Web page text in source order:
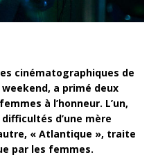
cinématographiques de
a primé deux
à l’honneur. L’un,
d’une mère
« Atlantique », traite
par les femmes.